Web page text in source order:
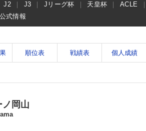
J2 J3 Jリーグ杯 天皇杯 ACLE
公式情報
順位表 戦績表 個人成績
ノ岡山